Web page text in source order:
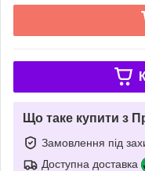
Що таке купити з
Замовлення під
Доступна доставка